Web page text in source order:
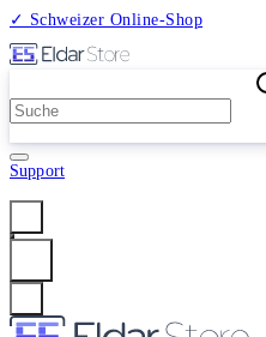
✓ Schweizer Online-Shop
Support